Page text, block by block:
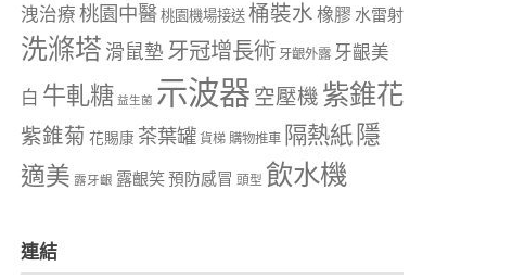
洩治療 桃園中醫 桃園機場接送 桶裝水 橡膠 水雷射
洗滌塔 滑鼠墊 牙冠增長術 牙齦外露 牙齦美
白 牛軋糖 益生菌 示波器 空壓機 紫錐花
紫錐菊 花賜康 茶葉罐 貨梯 購物推車 隔熱紙 隱
適美 露牙齦 露齦笑預防感冒 頭型 飲水機
連結